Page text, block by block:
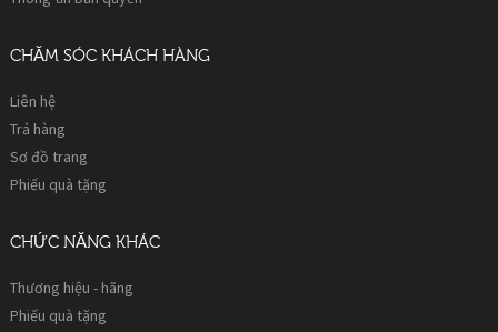
CHĂM SÓC KHÁCH HÀNG
Liên hệ
Trả hàng
Sơ đồ trang
Phiếu quà tặng
CHỨC NĂNG KHÁC
Thương hiệu - hãng
Phiếu quà tặng